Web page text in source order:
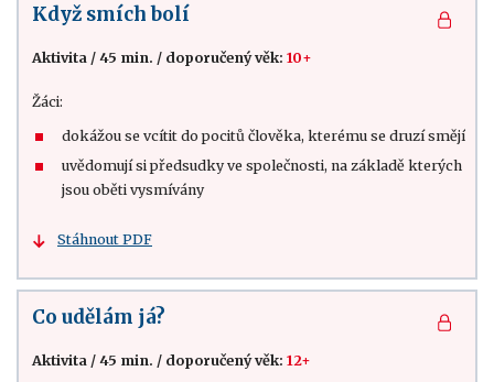
Když smích bolí
Aktivita / 45 min. / doporučený věk: 10+
Žáci:
dokážou se vcítit do pocitů člověka, kterému se druzí smějí
uvědomují si předsudky ve společnosti, na základě kterých
jsou oběti vysmívány
Stáhnout PDF
Co udělám já?
Aktivita / 45 min. / doporučený věk: 12+